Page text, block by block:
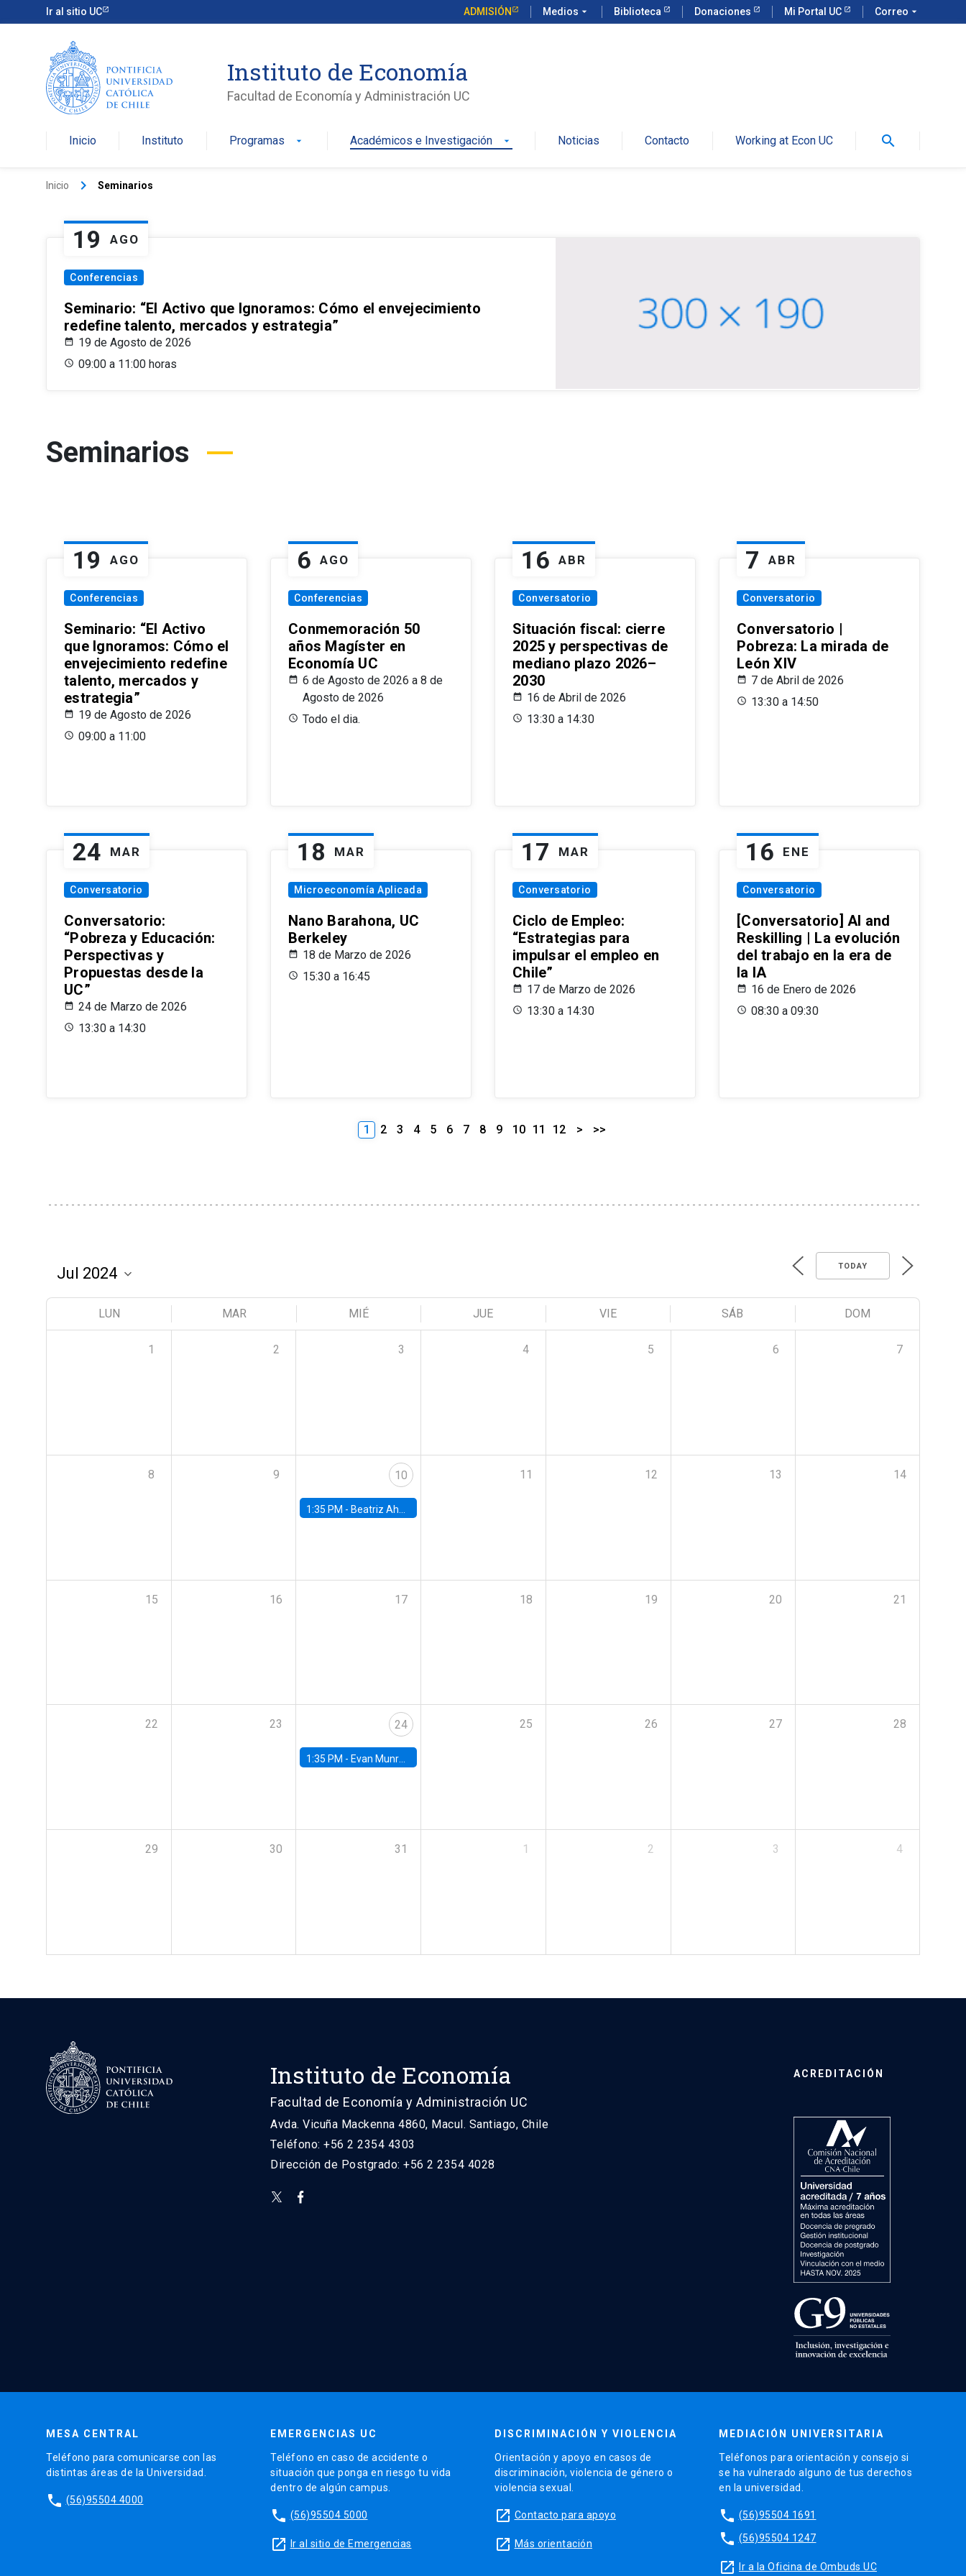
Ir al sitio UC ADMISIÓN Medios arrow_drop_down Biblioteca Donaciones Mi Portal UC Correo arrow_drop_down
Instituto de Economía
Facultad de Economía y Administración UC
Inicio Instituto Programas arrow_drop_down Académicos e Investigación arrow_drop_down Noticias Contacto Working at Econ UC search
Inicio keyboard_arrow_right Seminarios
19 AGO
Conferencias
Seminario: “El Activo que Ignoramos: Cómo el envejecimiento
redefine talento, mercados y estrategia”
19 de Agosto de 2026
09:00 a 11:00 horas
Seminarios
19 AGO
Conferencias
Seminario: “El Activo
que Ignoramos: Cómo el
envejecimiento redefine
talento, mercados y
estrategia”
19 de Agosto de 2026
09:00 a 11:00
6 AGO
Conferencias
Conmemoración 50
años Magíster en
Economía UC
6 de Agosto de 2026 a 8 de
Agosto de 2026
Todo el dia.
16 ABR
Conversatorio
Situación fiscal: cierre
2025 y perspectivas de
mediano plazo 2026–
2030
16 de Abril de 2026
13:30 a 14:30
7 ABR
Conversatorio
Conversatorio |
Pobreza: La mirada de
León XIV
7 de Abril de 2026
13:30 a 14:50
24 MAR
Conversatorio
Conversatorio:
“Pobreza y Educación:
Perspectivas y
Propuestas desde la
UC”
24 de Marzo de 2026
13:30 a 14:30
18 MAR
Microeconomía Aplicada
Nano Barahona, UC
Berkeley
18 de Marzo de 2026
15:30 a 16:45
17 MAR
Conversatorio
Ciclo de Empleo:
“Estrategias para
impulsar el empleo en
Chile”
17 de Marzo de 2026
13:30 a 14:30
16 ENE
Conversatorio
[Conversatorio] AI and
Reskilling | La evolución
del trabajo en la era de
la IA
16 de Enero de 2026
08:30 a 09:30
1 2 3 4 5 6 7 8 9 10 11 12 > >>
TODAY
LUN MAR MIÉ JUE VIE SÁB DOM
1 2 3 4 5 6 7
8 9 10
1:35 PM - Beatriz Ahumada, PhD candidate, Universidad de Pittsburgh
11 12 13 14
15 16 17 18 19 20 21
22 23 24
1:35 PM - Evan Munro, Neyman Visiting Assistant Professor in the Department of Statistics at UC Berkeley
25 26 27 28
29 30 31 1 2 3 4
Instituto de Economía
Facultad de Economía y Administración UC
Avda. Vicuña Mackenna 4860, Macul. Santiago, Chile
Teléfono: +56 2 2354 4303
Dirección de Postgrado: +56 2 2354 4028
ACREDITACIÓN
MESA CENTRAL
Teléfono para comunicarse con las
distintas áreas de la Universidad.
phone (56)95504 4000
EMERGENCIAS UC
Teléfono en caso de accidente o
situación que ponga en riesgo tu vida
dentro de algún campus.
phone (56)95504 5000
launch Ir al sitio de Emergencias
DISCRIMINACIÓN Y VIOLENCIA
Orientación y apoyo en casos de
discriminación, violencia de género o
violencia sexual.
launch Contacto para apoyo
launch Más orientación
MEDIACIÓN UNIVERSITARIA
Teléfonos para orientación y consejo si
se ha vulnerado alguno de tus derechos
en la universidad.
phone (56)95504 1691
phone (56)95504 1247
launch Ir a la Oficina de Ombuds UC